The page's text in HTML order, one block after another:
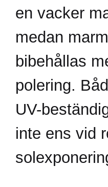
en vacker
medan
bibehållas
polering.
UV-
inte ens vid